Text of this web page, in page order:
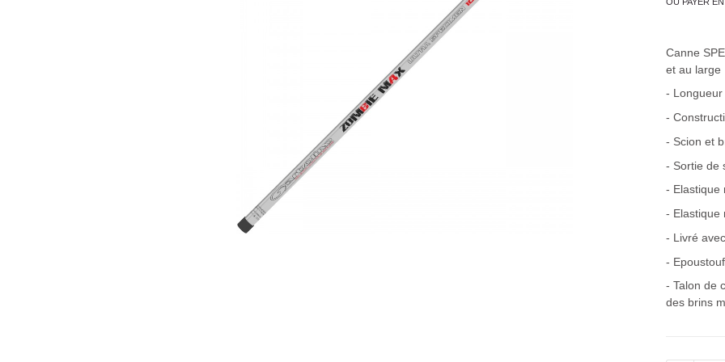
Canne
et au large
-
-
- Scion et
- Sortie de
- Elastique
- Elastique
- Livré
-
- Talon de
des brins